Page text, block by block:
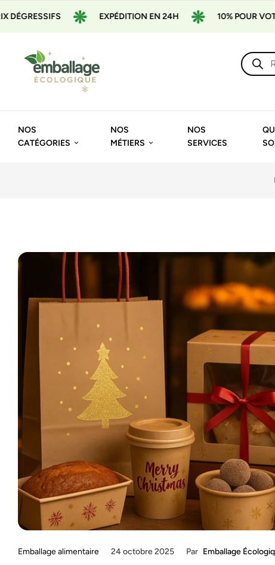
EXPÉDITION EN 24H 10% POUR VOTRE 1ÈRE
NOS
CATÉGORIES
NOS
MÉTIERS
NOS
SERVICES
24 octobre 2025
Emballage alimentaire Par Emballage